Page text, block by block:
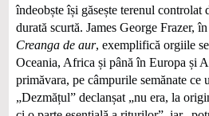
îndeobște își găsește terenul controlat
durată scurtă. James George Frazer,
Creanga de aur, exemplifică orgiile
Oceania, Africa și până în Europa și
primăvara, pe câmpurile semănate ce
„Dezmățul” declanșat „nu era, la